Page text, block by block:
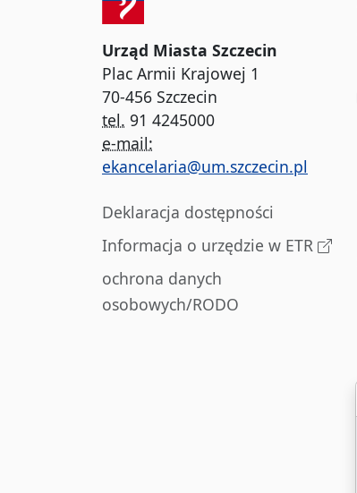
Urząd Miasta Szczecin
Plac Armii Krajowej 1
70-456 Szczecin
tel. 91 4245000
e-mail:
ekancelaria@um.szczecin.pl
Deklaracja dostępności
Informacja o urzędzie w ETR
ochrona danych
osobowych/RODO